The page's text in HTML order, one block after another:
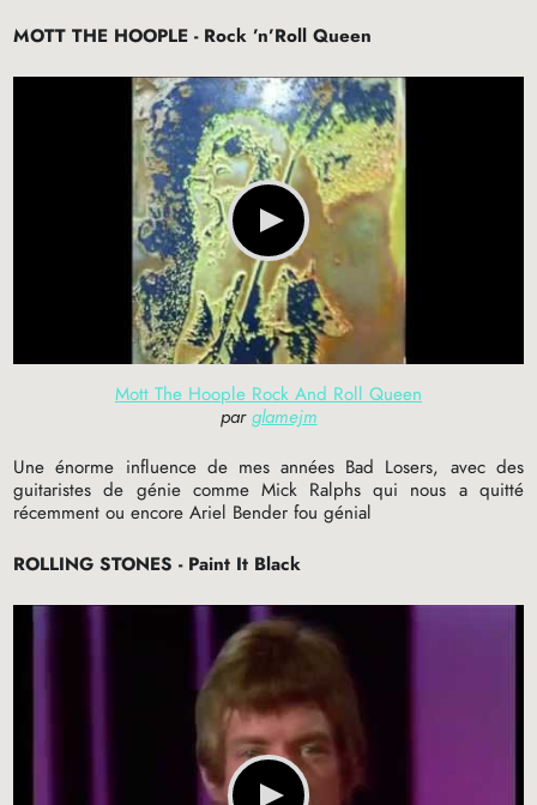
MOTT THE HOOPLE - Rock ’n’Roll Queen
Mott The Hoople Rock And Roll Queen
parglamejm
Une énorme influence de mes années Bad Losers, avec des
guitaristes de génie comme Mick Ralphs qui nous a quitté
récemment ou encore Ariel Bender fou génial
ROLLING STONES - Paint It Black